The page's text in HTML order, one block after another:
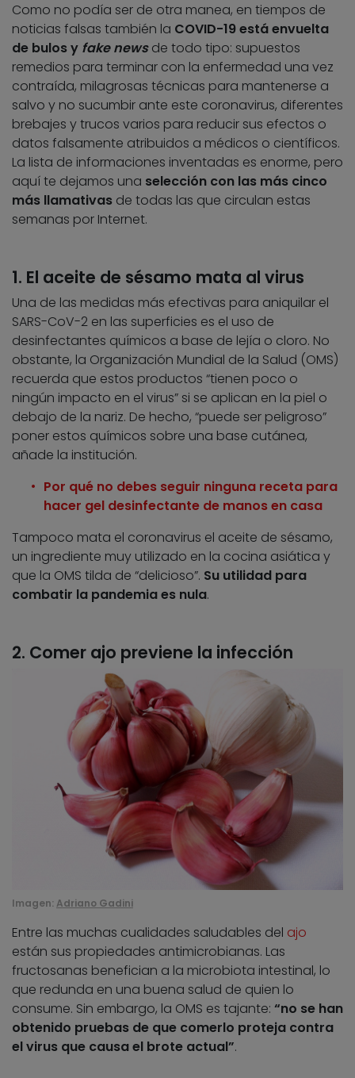
Como no podía ser de otra manea, en tiempos de
noticias falsas también la COVID-19 está envuelta
de bulos y fake newsde todo tipo: supuestos
remedios para terminar con la enfermedad una vez
contraída, milagrosas técnicas para mantenerse a
salvo y no sucumbir ante este coronavirus, diferentes
brebajes y trucos varios para reducir sus efectos o
datos falsamente atribuidos a médicos o científicos.
La lista de informaciones inventadas es enorme, pero
aquí te dejamos una selección con las más cinco
más llamativas de todas las que circulan estas
semanas por Internet.
1. El aceite de sésamo mata al virus
Una de las medidas más efectivas para aniquilar el
SARS-CoV-2 en las superficies es el uso de
desinfectantes químicos a base de lejía o cloro. No
obstante, la Organización Mundial de la Salud (OMS)
recuerda que estos productos “tienen poco o
ningún impacto en el virus” si se aplican en la piel o
debajo de la nariz. De hecho, “puede ser peligroso”
poner estos químicos sobre una base cutánea,
añade la institución.
Por qué no debes seguir ninguna receta para
hacer gel desinfectante de manos en casa
Tampoco mata el coronavirus el aceite de sésamo,
un ingrediente muy utilizado en la cocina asiática y
que la OMS tilda de “delicioso”. Su utilidad para
combatir la pandemia es nula.
2. Comer ajo previene la infección
Imagen: Adriano Gadini
Entre las muchas cualidades saludables del ajo
están sus propiedades antimicrobianas. Las
fructosanas benefician a la microbiota intestinal, lo
que redunda en una buena salud de quien lo
consume. Sin embargo, la OMS es tajante: “no se han
obtenido pruebas de que comerlo proteja contra
el virus que causa el brote actual”.